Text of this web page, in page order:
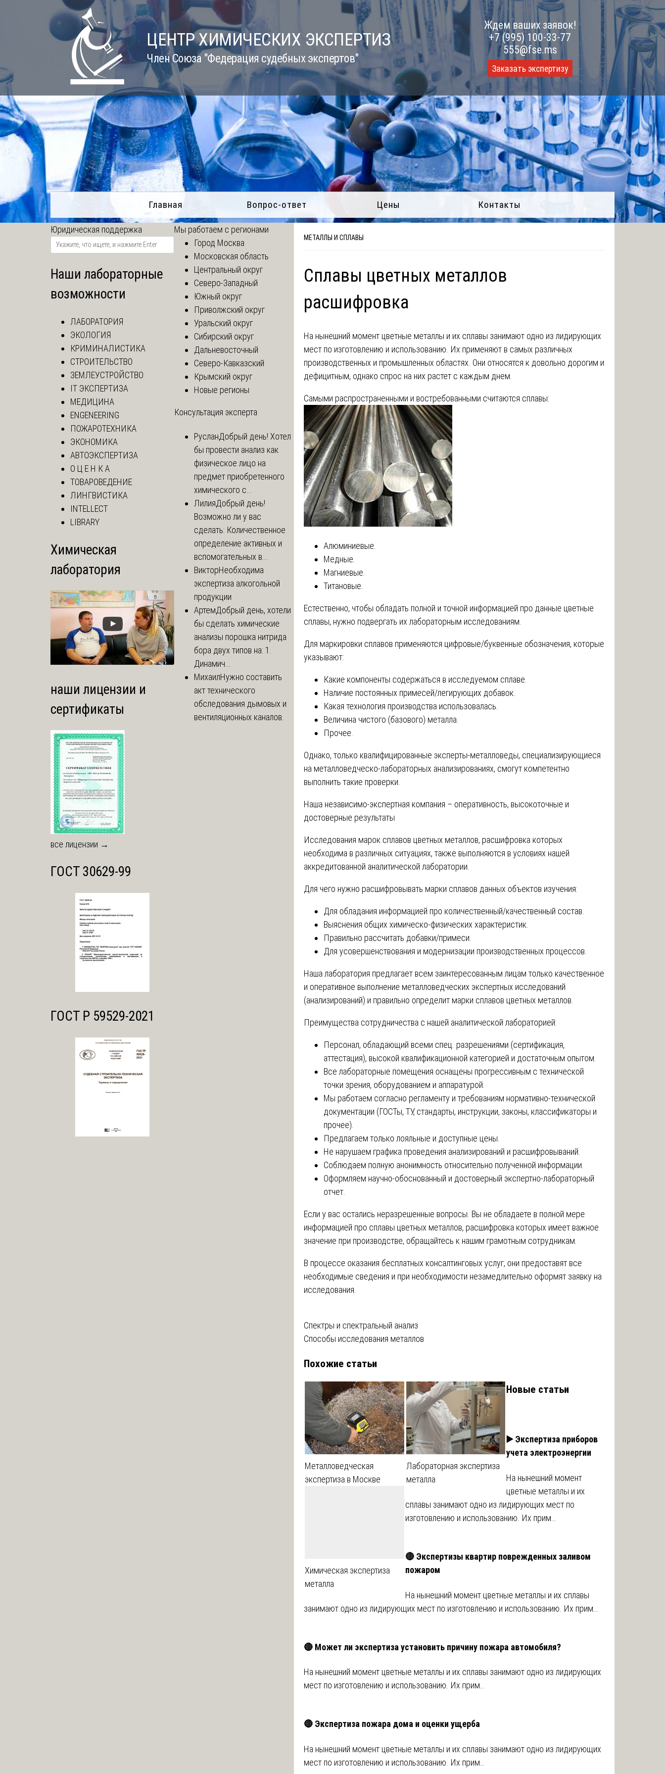
ЦЕНТР ХИМИЧЕСКИХ ЭКСПЕРТИЗ
Член Союза "Федерация судебных экспертов"
Ждем ваших заявок!
+7 (995) 100-33-77
555@fse.ms
Заказать экспертизу
Главная Вопрос-ответ Цены Контакты
МЕТАЛЛЫ И СПЛАВЫ
Сплавы цветных металлов
расшифровка
На нынешний момент цветные металлы и их сплавы занимают одно из лидирующих
мест по изготовлению и использованию. Их применяют в самых различных
производственных и промышленных областях. Они относятся к довольно дорогим и
дефицитным, однако спрос на них растет с каждым днем.
Самыми распространенными и востребованными считаются сплавы:
Алюминиевые.
Медные.
Магниевые.
Титановые.
Естественно, чтобы обладать полной и точной информацией про данные цветные
сплавы, нужно подвергать их лабораторным исследованиям.
Для маркировки сплавов применяются цифровые/буквенные обозначения, которые
указывают:
Какие компоненты содержаться в исследуемом сплаве.
Наличие постоянных примесей/легирующих добавок.
Какая технология производства использовалась.
Величина чистого (базового) металла.
Прочее.
Однако, только квалифицированные эксперты-металловеды, специализирующиеся
на металловедческо-лабораторных анализированиях, смогут компетентно
выполнить такие проверки.
Наша независимо-экспертная компания – оперативность, высокоточные и
достоверные результаты
Исследования марок сплавов цветных металлов, расшифровка которых
необходима в различных ситуациях, также выполняются в условиях нашей
аккредитованной аналитической лаборатории.
Для чего нужно расшифровывать марки сплавов данных объектов изучения:
Для обладания информацией про количественный/качественный состав.
Выяснения общих химическо-физических характеристик.
Правильно рассчитать добавки/примеси.
Для усовершенствования и модернизации производственных процессов.
Наша лаборатория предлагает всем заинтересованным лицам только качественное
и оперативное выполнение металловедческих экспертных исследований
(анализирований) и правильно определит марки сплавов цветных металлов.
Преимущества сотрудничества с нашей аналитической лабораторией:
Персонал, обладающий всеми спец. разрешениями (сертификация,
аттестация), высокой квалификационной категорией и достаточным опытом.
Все лабораторные помещения оснащены прогрессивным с технической
точки зрения, оборудованием и аппаратурой.
Мы работаем согласно регламенту и требованиям нормативно-технической
документации (ГОСТы, ТУ, стандарты, инструкции, законы, классификаторы и
прочее).
Предлагаем только лояльные и доступные цены.
Не нарушаем графика проведения анализирований и расшифровываний.
Соблюдаем полную анонимность относительно полученной информации.
Оформляем научно-обоснованный и достоверный экспертно-лабораторный
отчет.
Если у вас остались неразрешенные вопросы. Вы не обладаете в полной мере
информацией про сплавы цветных металлов, расшифровка которых имеет важное
значение при производстве, обращайтесь к нашим грамотным сотрудникам.
В процессе оказания бесплатных консалтинговых услуг, они предоставят все
необходимые сведения и при необходимости незамедлительно оформят заявку на
исследования.
Навигация
записям
Спектры и спектральный анализ
Способы исследования металлов
Похожие статьи
Металловедческая
экспертиза в Москве
Лабораторная экспертиза
металла
Химическая экспертиза
металла
Новые статьи
▶️ Экспертиза приборов
учета электроэнергии
На нынешний момент
цветные металлы и их
сплавы занимают одно из лидирующих мест по
изготовлению и использованию. Их прим…
🔴 Экспертизы квартир поврежденных заливом
пожаром
На нынешний момент цветные металлы и их сплавы
занимают одно из лидирующих мест по изготовлению и использованию. Их прим…
🔴 Может ли экспертиза установить причину пожара автомобиля?
На нынешний момент цветные металлы и их сплавы занимают одно из лидирующих
мест по изготовлению и использованию. Их прим…
🔴 Экспертиза пожара дома и оценки ущерба
На нынешний момент цветные металлы и их сплавы занимают одно из лидирующих
мест по изготовлению и использованию. Их прим…
Юридическая поддержка
Наши лабораторные
возможности
ЛАБОРАТОРИЯ
ЭКОЛОГИЯ
КРИМИНАЛИСТИКА
СТРОИТЕЛЬСТВО
ЗЕМЛЕУСТРОЙСТВО
IT ЭКСПЕРТИЗА
МЕДИЦИНА
ENGENEERING
ПОЖАРОТЕХНИКА
ЭКОНОМИКА
АВТОЭКСПЕРТИЗА
О Ц Е Н К А
ТОВАРОВЕДЕНИЕ
ЛИНГВИСТИКА
INTELLECT
LIBRARY
Химическая
лаборатория
наши лицензии и
сертификаты
все лицензии →
ГОСТ 30629-99
ГОСТ Р 59529-2021
Мы работаем с регионами
Город Москва
Московская область
Центральный округ
Северо-Западный
Южный округ
Приволжский округ
Уральский округ
Сибирский округ
Дальневосточный
Северо-Кавказский
Крымский округ
Новые регионы
Консультация эксперта
РусланДобрый день! Хотел
бы провести анализ как
физическое лицо на
предмет приобретенного
химического с...
ЛилияДобрый день!
Возможно ли у вас
сделать: Количественное
определение активных и
вспомогательных в...
ВикторНеобходима
экспертиза алкогольной
продукции
АртемДобрый день, хотели
бы сделать химические
анализы порошка нитрида
бора двух типов на: 1.
Динамич...
МихаилНужно составить
акт технического
обследования дымовых и
вентиляционных каналов.